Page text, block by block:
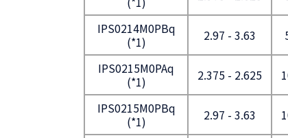
IPS0214M0PBq
(*1)
2.97 - 3.63
IPS0215M0PAq
(*1)
2.375 - 2.625
IPS0215M0PBq
(*1)
2.97 - 3.63